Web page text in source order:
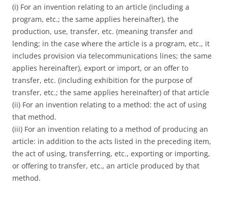
(i) For an invention relating to an article (including a
program, etc.; the same applies hereinafter), the
production, use, transfer, etc. (meaning transfer and
lending; in the case where the article is a program, etc., it
includes provision via telecommunications lines; the same
applies hereinafter), export or import, or an offer to
transfer, etc. (including exhibition for the purpose of
transfer, etc.; the same applies hereinafter) of that article
(ii) For an invention relating to a method: the act of using
that method.
(iii) For an invention relating to a method of producing an
article: in addition to the acts listed in the preceding item,
the act of using, transferring, etc., exporting or importing,
or offering to transfer, etc., an article produced by that
method.